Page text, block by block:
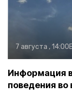
7 августа , 14:00
Информация
поведения